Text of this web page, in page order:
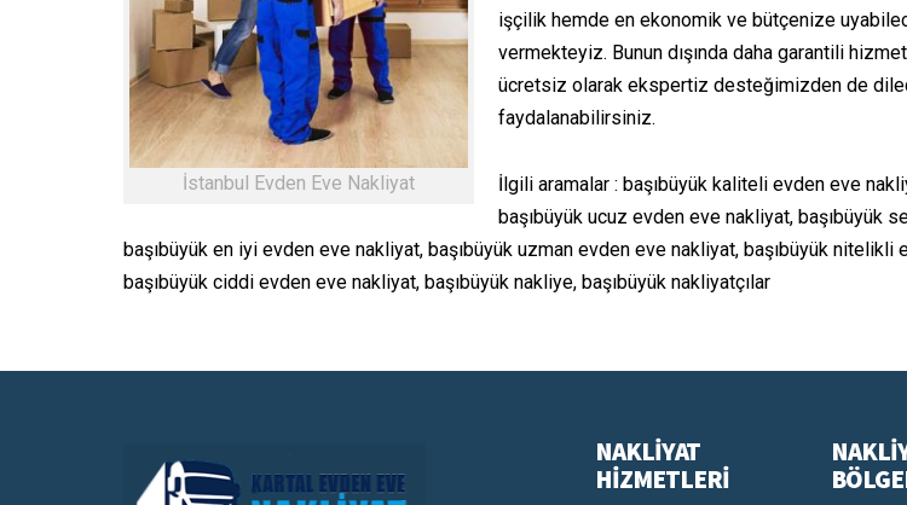
İstanbul Evden Eve Nakliyat
işçilik hemde en ekonomik ve bütçenize
vermekteyiz. Bunun dışında daha garantili
ücretsiz olarak ekspertiz desteğimizden de
faydalanabilirsiniz.
İlgili aramalar : başıbüyük kaliteli evden eve
başıbüyük ucuz evden eve nakliyat, başıbüyük
başıbüyük en iyi evden eve nakliyat, başıbüyük uzman evden eve nakliyat, başıbüyük nitelikli
başıbüyük ciddi evden eve nakliyat, başıbüyük nakliye, başıbüyük nakliyatçılar
NAKLİYAT
HİZMETLERİ